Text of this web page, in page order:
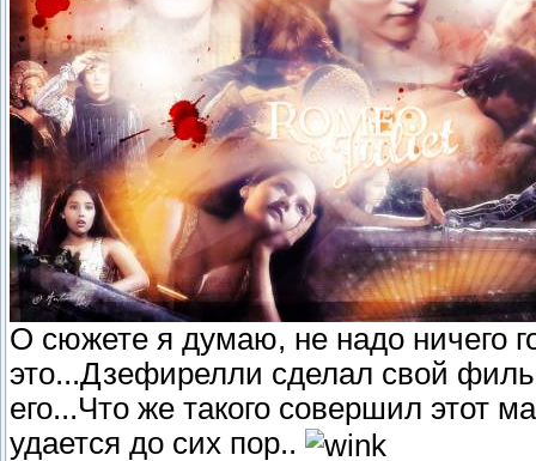
О сюжете я думаю, не надо ничего
это...Дзефирелли сделал свой
его...Что же такого совершил этот
удается до сих пор..